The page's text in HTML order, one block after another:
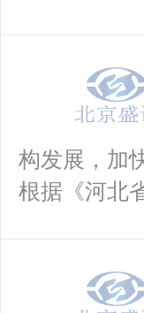
构发展，加
根据《河北